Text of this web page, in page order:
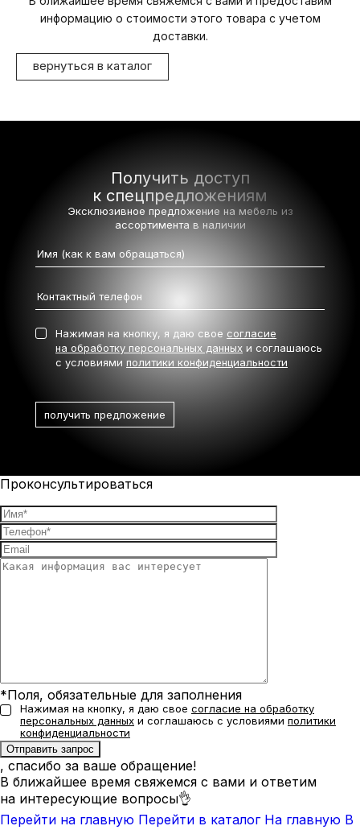
информацию о стоимости этого товара с учетом
доставки.
вернуться в каталог
Получить доступ
к спецпредложениям
Эксклюзивное предложение на мебель из
ассортимента в наличии
Нажимая на кнопку, я даю свое согласие
на обработку персональных данных и соглашаюсь
с условиями политики конфиденциальности
Проконсультироваться
*Поля, обязательные для заполнения
Нажимая на кнопку, я даю свое согласие на обработку
персональных данных и соглашаюсь с условиями политики
конфиденциальности
, спасибо за ваше обращение!
В ближайшее время свяжемся с вами и ответим
на интересующие вопросы👌
Перейти на главную Перейти в каталог На главную В